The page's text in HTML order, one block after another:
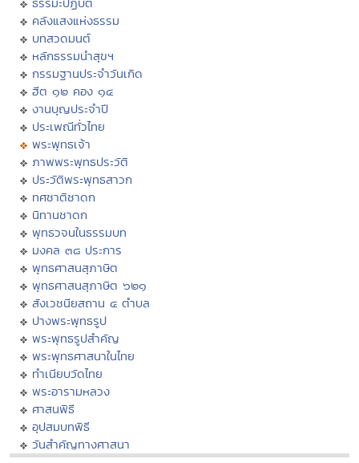
คลังแสงแห่งธรรม
บทสวดมนต์
หลักธรรมนำสุขฯ
กรรมฐานประจำวันเกิด
ฮีต ๑๒ คอง ๑๔
งานบุญประจำปี
ประเพณีทั่วไทย
พระพุทธเจ้า
ภาพพระพุทธประวัติ
ประวัติพระพุทธสาวก
ทศชาติชาดก
นิทานชาดก
พุทธวจนในธรรมบท
มงคล ๓๘ ประการ
พุทธศาสนสุภาษิต
พุทธศาสนสุภาษิต ๖๒๑
สังเวชนียสถาน ๔ ตำบล
ปางพระพุทธรูป
พระพุทธรูปสำคัญ
พระพุทธศาสนาในไทย
ทำเนียบวัดไทย
พระอารามหลวง
ศาสนพิธี
อุปสมบทพิธี
วันสำคัญทางศาสนา